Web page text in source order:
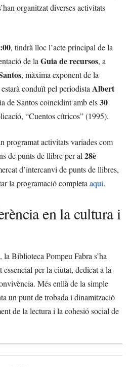
organitzat diverses activitats
, tindrà lloc l’acte principal de la
de la Guia de recursos, a
, màxima exponent de la
conduït pel periodista Albert
de Santos coincidint amb els30
“Cuentos cítricos” (1995).
programat activitats variades com
de punts de llibre per al 28è
d’intercanvi de punts de llibres,
la programació completa aquí.
en la cultura i
Biblioteca Pompeu Fabra s’ha
per la ciutat, dedicat a la
Més enllà de la simple
un punt de trobada i dinamització
de la lectura i la cohesió social de